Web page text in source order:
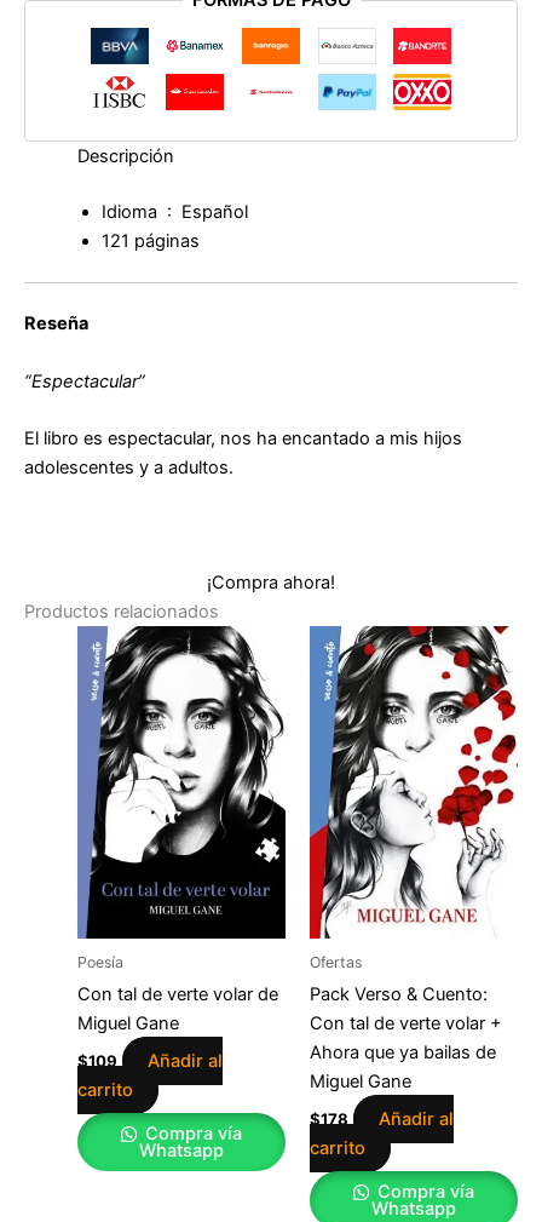
Descripción
Idioma ‏ : ‎ Español
121 páginas
Reseña
“Espectacular”
El libro es espectacular, nos ha encantado a mis hijos
adolescentes y a adultos.
¡Compra ahora!
Productos relacionados
Poesía
Con tal de verte volar de
Miguel Gane
$109
Añadir al
carrito
Compra vía
Whatsapp
Ofertas
Pack Verso & Cuento:
Con tal de verte volar +
Ahora que ya bailas de
Miguel Gane
$178
Añadir al
carrito
Compra vía
Whatsapp